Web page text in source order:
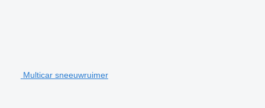
Multicar sneeuwruimer